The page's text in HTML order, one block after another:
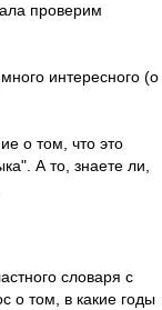
проверим
интересного (о
о том, что это
А то, знаете ли,
словаря с
о том, в какие годы